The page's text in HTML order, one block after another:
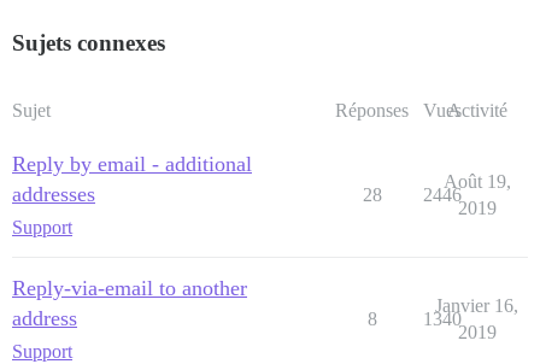
Sujets connexes
Sujet Réponses VuesActivité
Reply by email - additional
addresses
Support
28 2446
Août 19,
2019
Reply-via-email to another
address
Support
8 1340
Janvier 16,
2019